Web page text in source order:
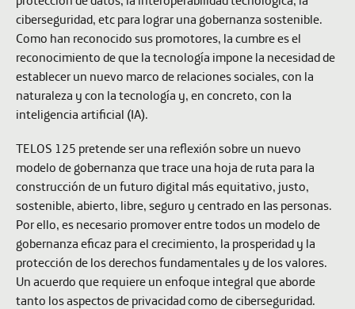
ciberseguridad, etc para lograr una gobernanza sostenible.
Como han reconocido sus promotores, la cumbre es el
reconocimiento de que la tecnología impone la necesidad de
establecer un nuevo marco de relaciones sociales, con la
naturaleza y con la tecnología y, en concreto, con la
inteligencia artificial (IA).
TELOS 125 pretende ser una reflexión sobre un nuevo
modelo de gobernanza que trace una hoja de ruta para la
construcción de un futuro digital más equitativo, justo,
sostenible, abierto, libre, seguro y centrado en las personas.
Por ello, es necesario promover entre todos un modelo de
gobernanza eficaz para el crecimiento, la prosperidad y la
protección de los derechos fundamentales y de los valores.
Un acuerdo que requiere un enfoque integral que aborde
tanto los aspectos de privacidad como de ciberseguridad.